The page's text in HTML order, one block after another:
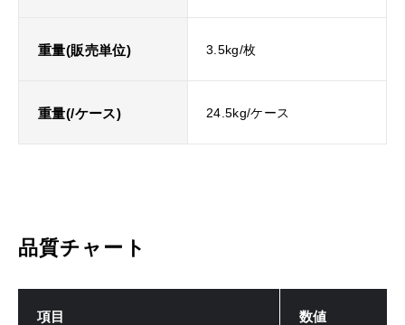
重量(販売単位) 3.5kg/枚
重量(/ケース) 24.5kg/ケース
品質チャート
項目 数値